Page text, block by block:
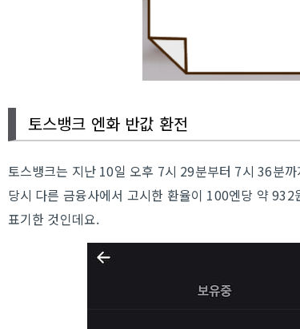
토스뱅크 엔화 반값 환전
토스뱅크는 지난 10일 오후 7시 29분부터 7시 36분
당시 다른 금융사에서 고시한 환율이 100엔당 약
표기한 것인데요.